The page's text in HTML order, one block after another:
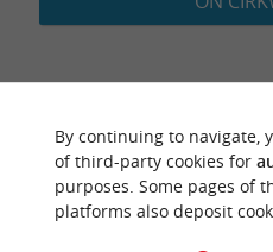
Last
Source :Cirkwi |
Photo credit :@Cirkwi -
By continuing to navigate,
of third-party cookies for
purposes. Some pages of
platforms also deposit